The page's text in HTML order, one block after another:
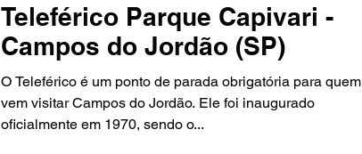
Teleférico Parque Capivari -
Campos do Jordão (SP)
O Teleférico é um ponto de parada obrigatória para quem
vem visitar Campos do Jordão. Ele foi inaugurado
oficialmente em 1970, sendo o...